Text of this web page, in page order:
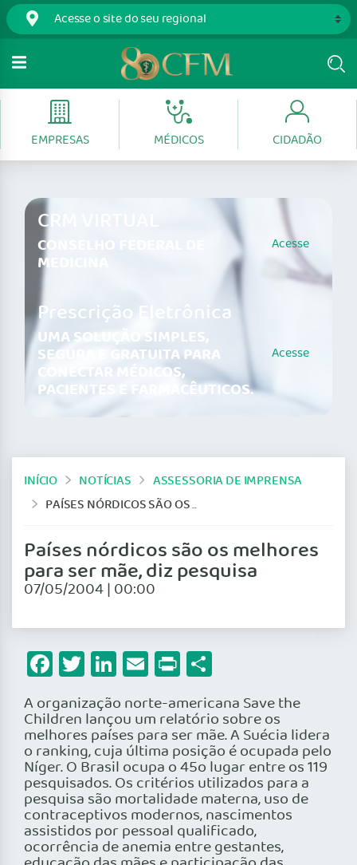
EMPRESAS MÉDICOS CIDADÃO
CRM VIRTUAL
CONSELHO FEDERAL DE
MEDICINA
Acesse
Prescrição Eletrônica
UMA SOLUÇÃO SIMPLES,
SEGURA E GRATUITA PARA
CONECTAR MÉDICOS,
PACIENTES E FARMACÊUTICOS.
Acesse
INÍCIO NOTÍCIAS
ASSESSORIA DE IMPRENSA
PAÍSES NÓRDICOS SÃO OS MELHORES PARA SER MÃE, DIZ PESQUISA
Países nórdicos são os melhores
para ser mãe, diz pesquisa
07/05/2004 | 00:00
Facebook
Twitter
LinkedIn
Email
Print
A organização norte-americana Save the
Children lançou um relatório sobre os
melhores países para ser mãe. A Suécia lidera
o ranking, cuja última posição é ocupada pelo
Níger. O Brasil ocupa o 45o lugar entre os 119
pesquisados. Os critérios utilizados para a
pesquisa são mortalidade materna, uso de
contraceptivos modernos, nascimentos
assistidos por pessoal qualificado,
ocorrência de anemia entre gestantes,